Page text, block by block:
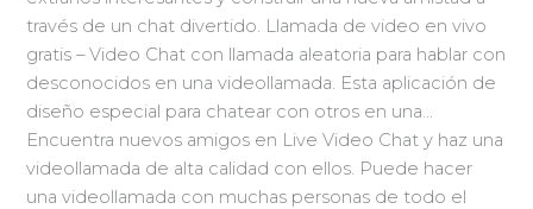
través de un chat divertido. Llamada de video en vivo
gratis – Video Chat con llamada aleatoria para hablar con
desconocidos en una videollamada. Esta aplicación de
diseño especial para chatear con otros en una…
Encuentra nuevos amigos en Live Video Chat y haz una
videollamada de alta calidad con ellos. Puede hacer
una videollamada con muchas personas de todo el